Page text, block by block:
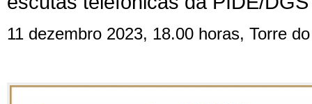
11 dezembro 2023, 18.00 horas, Torre